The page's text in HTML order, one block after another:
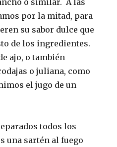
por la mitad, para
su sabor dulce que
de los ingredientes.
ajo, o también
o juliana, como
el jugo de un
todos los
una sartén al fuego